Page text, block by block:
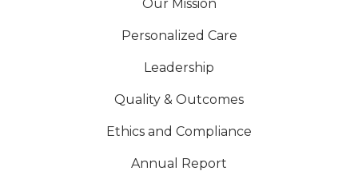
Our Mission
Personalized Care
Leadership
Quality & Outcomes
Ethics and Compliance
Annual Report